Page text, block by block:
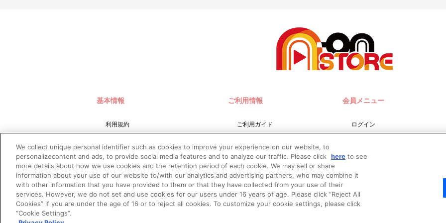
基本情報
利用規約
プライバシーポリシー
プライバシーオプション
会社概要
ご利用情報
ご利用ガイド
お問い合わせ
推奨環境
Do Not Sell or Share My
Personal Information
会員メニュー
ログイン
新規会員登録
We collect unique personal identifier such as cookies to improve your experience on our website, to
personalizecontent and ads, to provide social media features and to analyze our traffic. Please click here to see
more details about how we use cookies and the retention period of each cookie. We may sell or share
information about your use of our website to/with our analytics and advertising partners, who may combine it
with other information that you have provided to them or that they have collected from your use of their
services. However, we do not set and use cookies for our users under 16 years of age. Please click “Reject All
Cookies” if you are under the age of 16 or to reject all cookies. To customize your cookie settings, please click
“Cookie Settings”.